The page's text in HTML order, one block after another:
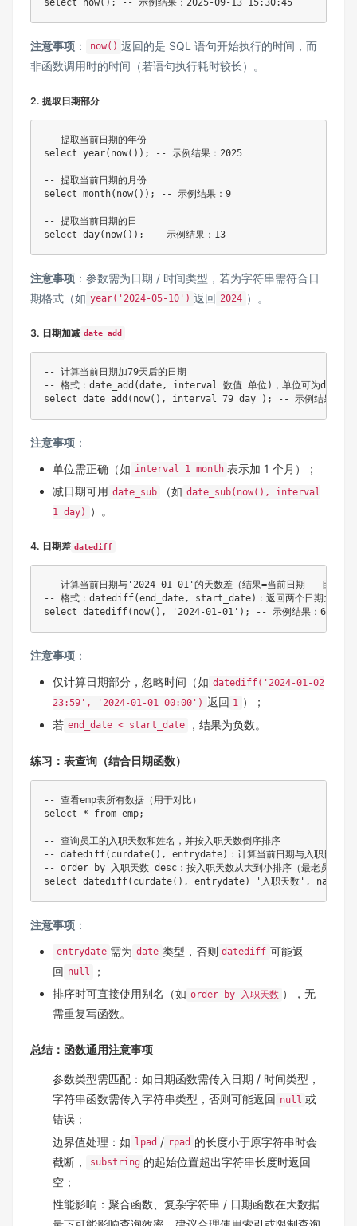
注意事项 ： now() 返回的是 SQL 语句开始执行的时间，而
非函数调用时的时间（若语句执行耗时较长）。
2. 提取日期部分
-- 提取当前日期的年份
select year(now()); -- 示例结果：2025
-- 提取当前日期的月份
select month(now()); -- 示例结果：9
-- 提取当前日期的日
注意事项 ：参数需为日期 / 时间类型，若为字符串需符合日
期格式（如 year('2024-05-10') 返回 2024 ）。
3. 日期加减 date_add
-- 计算当前日期加79天后的日期
-- 格式：date_add(date, interval 数值 单位)，单位可为day、
注意事项 ：
单位需正确（如 interval 1 month 表示加 1 个月）；
减日期可用 date_sub （如 date_sub(now(), interval
1 day)
）。
4. 日期差 datediff
-- 计算当前日期与'2024-01-01'的天数差（结果=当前日期 - 目标日
-- 格式：datediff(end_date, start_date)：返回两个日期之间的
注意事项 ：
仅计算日期部分，忽略时间（如 datediff('2024-01-02
23:59', '2024-01-01 00:00') 返回 1 ）；
若 end_date < start_date ，结果为负数。
练习：表查询（结合日期函数）
-- 查看emp表所有数据（用于对比）
select * from emp;
-- 查询员工的入职天数和姓名，并按入职天数倒序排序
-- datediff(curdate(), entrydate)：计算当前日期与入职日期的天
-- order by 入职天数 desc：按入职天数从大到小排序（最老员工在
注意事项 ：
entrydate 需为 date 类型，否则 datediff 可能返
回 null
；
排序时可直接使用别名（如 order by 入职天数 ），无
需重复写函数。
总结：函数通用注意事项
参数类型需匹配：如日期函数需传入日期 / 时间类型，
字符串函数需传入字符串类型，否则可能返回 null 或
错误；
边界值处理：如 lpad / rpad 的长度小于原字符串时会
截断，
substring 的起始位置超出字符串长度时返回
空；
性能影响：聚合函数、复杂字符串 / 日期函数在大数据